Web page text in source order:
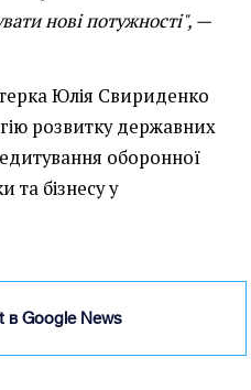
нові потужності", —
Юлія Свириденко
розвитку державних
оборонної
та бізнесу у
в Google News